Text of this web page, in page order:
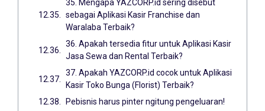
35. Mengapa YAZCORP.id sering disebut
sebagai Aplikasi Kasir Franchise dan
Waralaba Terbaik?
36. Apakah tersedia fitur untuk Aplikasi Kasir
Jasa Sewa dan Rental Terbaik?
37. Apakah YAZCORP.id cocok untuk Aplikasi
Kasir Toko Bunga (Florist) Terbaik?
Pebisnis harus pinter ngitung pengeluaran!